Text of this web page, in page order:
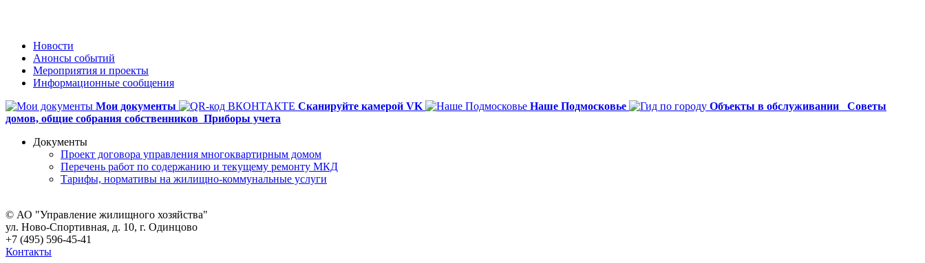
Новости
Анонсы событий
Мероприятия и проекты
Информационные сообщения
Мои документы
Сканируйте камерой VK Наше Подмосковье Объекты в обслуживании
Советы
домов, общие собрания собственников Приборы учета
Документы
Проект договора управления многоквартирным домом
Перечень работ по содержанию и текущему ремонту МКД
Тарифы, нормативы на жилищно-коммунальные услуги
© АО "Управление жилищного хозяйства"
ул. Ново-Спортивная, д. 10, г. Одинцово
+7 (495) 596-45-41
Контакты